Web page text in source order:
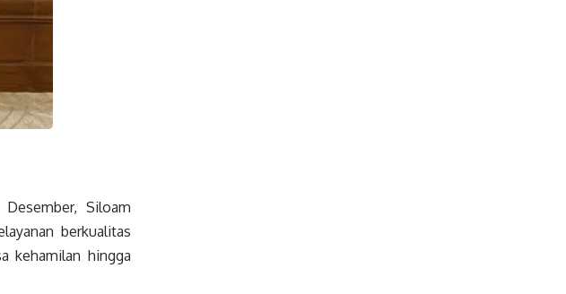
Siloam
berkualitas
kehamilan hingga